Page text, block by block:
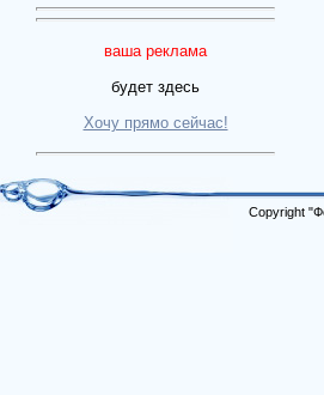
ваша реклама
будет здесь
Хочу прямо сейчас!
Copyright